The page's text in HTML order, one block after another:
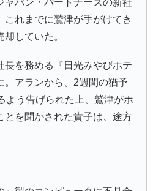
れまでに鷲津が手がけてき
していた。
長を務める『日光みやびホテ
。アランから、2週間の猶予
よう告げられた上、鷲津がホ
とを聞かされた貴子は、途方